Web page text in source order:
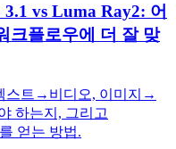
vs Luma Ray2: 어
크플로우에 더 잘 맞
스트→비디오, 이미지→
하는지, 그리고
얻는 방법.